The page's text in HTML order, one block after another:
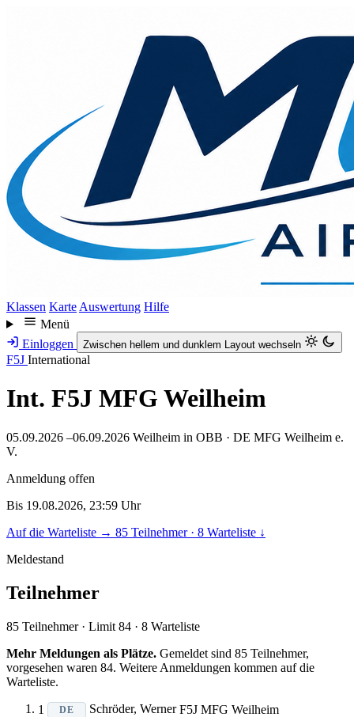
Klassen Karte Auswertung Hilfe
Menü
Einloggen
Zwischen hellem und dunklem Layout wechseln
F5J International
Int. F5J MFG Weilheim
05.09.2026 –06.09.2026 Weilheim in OBB · DE MFG Weilheim e.
V.
Anmeldung offen
Bis 19.08.2026, 23:59 Uhr
Auf die Warteliste → 85 Teilnehmer · 8 Warteliste ↓
Meldestand
Teilnehmer
85 Teilnehmer · Limit 84 · 8 Warteliste
Mehr Meldungen als Plätze. Gemeldet sind 85 Teilnehmer,
vorgesehen waren 84. Weitere Anmeldungen kommen auf die
Warteliste.
1 DE Schröder, Werner F5J MFG Weilheim